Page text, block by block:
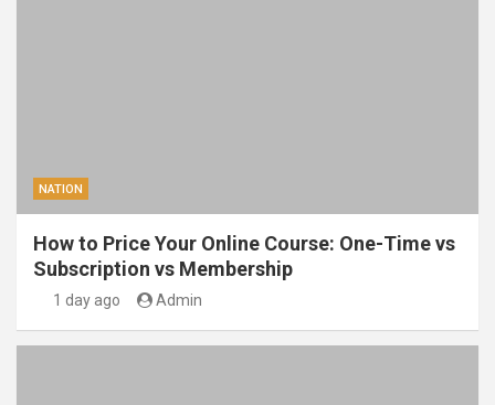
NATION
How to Price Your Online Course: One-Time vs
Subscription vs Membership
1 day ago Admin